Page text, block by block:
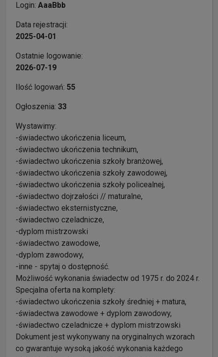
Login: AaaBbb
Data rejestracji:
2025-04-01
Ostatnie logowanie:
2026-07-19
Ilość logowań: 55
Ogłoszenia: 33
Wystawimy:
-świadectwo ukończenia liceum,
-świadectwo ukończenia technikum,
-świadectwo ukończenia szkoły branżowej,
-świadectwo ukończenia szkoły zawodowej,
-świadectwo ukończenia szkoły policealnej,
-świadectwo dojrzałości // maturalne,
-świadectwo eksternistyczne,
-świadectwo czeladnicze,
-dyplom mistrzowski
-świadectwo zawodowe,
-dyplom zawodowy,
-inne - spytaj o dostępność.
Możliwość wykonania świadectw od 1975 r. do 2024 r.
Specjalna oferta na komplety:
-świadectwo ukończenia szkoły średniej + matura,
-świadectwa zawodowe + dyplom zawodowy,
-świadectwo czeladnicze + dyplom mistrzowski
Dokument jest wykonywany na oryginalnych wzorach
co gwarantuje wysoką jakość wykonania każdego